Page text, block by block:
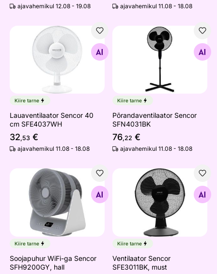
ajavahemikul 12.08 - 19.08 ajavahemikul 11.08 - 18.08
Lauaventilaator Sencor 40 cm SFE4037WH
Otsi sarnaseid
Kiire tarne
Lauaventilaator Sencor 40
cm SFE4037WH
32,53 €
ajavahemikul 11.08 - 18.08
Põrandaventilaator Sencor
Otsi sarnaseid
Kiire tarne
Põrandaventilaator Sencor
SFN4031BK
76,22 €
ajavahemikul 11.08 - 18.08
Soojapuhur WiFi-ga Sencor SFH9200GY, hall
Otsi sarnaseid
Kiire tarne
Soojapuhur WiFi-ga Sencor
SFH9200GY, hall
Ventilaator Sencor
Otsi sarnaseid
Kiire tarne
Ventilaator Sencor
SFE3011BK, must